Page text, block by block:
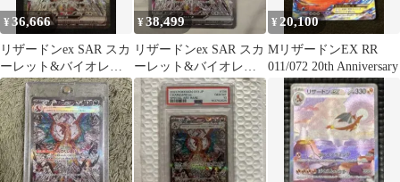
¥36,666
リザードンex SAR スカ
ーレット&バイオレッ
ト 拡張パック 黒炎の支
配者
¥38,499
リザードンex SAR スカ
ーレット&バイオレッ
ト 拡張パック 黒炎の支
配者 …
¥ 20,100
MリザードンEX RR
011/072 20th Anniversary